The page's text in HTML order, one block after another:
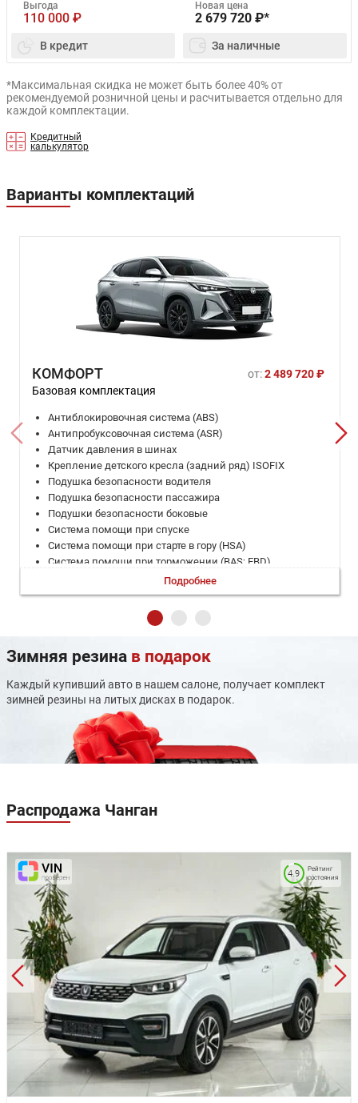
Выгода
110 000 ₽
Новая цена
2 679 720 ₽*
В кредит За наличные
*Максимальная скидка не может быть более 40% от
рекомендуемой розничной цены и расчитывается отдельно для
каждой комплектации.
Кредитный
калькулятор
Варианты комплектаций
КОМФОРТ от:2 489 720 ₽
Базовая комплектация
Антиблокировочная система (ABS)
Антипробуксовочная система (ASR)
Датчик давления в шинах
Крепление детского кресла (задний ряд) ISOFIX
Подушка безопасности водителя
Подушка безопасности пассажира
Подушки безопасности боковые
Система помощи при спуске
Система помощи при старте в гору (HSA)
Система помощи при торможении (BAS; EBD)
Система стабилизации (ESP)
ЭРА-ГЛОНАСС
Дистанционный запуск двигателя
Задержка выключения фар
Камера задняя
Круиз-контроль
Мультифункциональное рулевое колесо
Парктроник задний
Регулировка руля по вылету
Регулировка руля по высоте
Усилитель руля
Электронная приборная панель
Электростеклоподъемники задние
Электростеклоподъемники передние
Декоративная подсветка салона
Обогрев рулевого колеса
Отделка кожей рулевого колеса
Отделка потолка черного цвета
Передний центральный подлокотник
Подогрев передних сидений
Регулировка передних сидений по высоте
Регулировка сиденья водителя по высоте
Складывающееся заднее сиденье
Ткань (материал салона)
Аудиосистема
Дистанционное управление автомобилем
Мультимедиа система с ЖК-экраном
Подробнее
Зимняя резина в подарок
Каждый купивший авто в нашем салоне, получает комплект
зимней резины на литых дисках в подарок.
Распродажа Чанган
Рейтинг
состояния
4.9